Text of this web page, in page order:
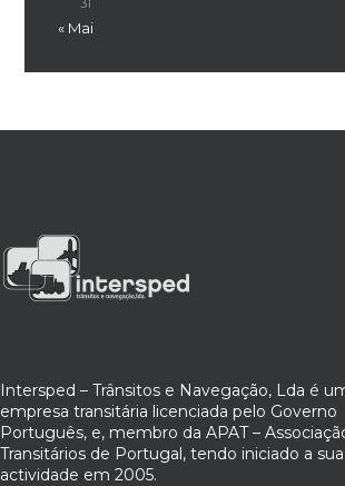
« Mai
Intersped – Trânsitos e Navegação, Lda é
empresa transitária licenciada pelo Governo
Português, e, membro da APAT –
Transitários de Portugal, tendo iniciado a sua
actividade em 2005.